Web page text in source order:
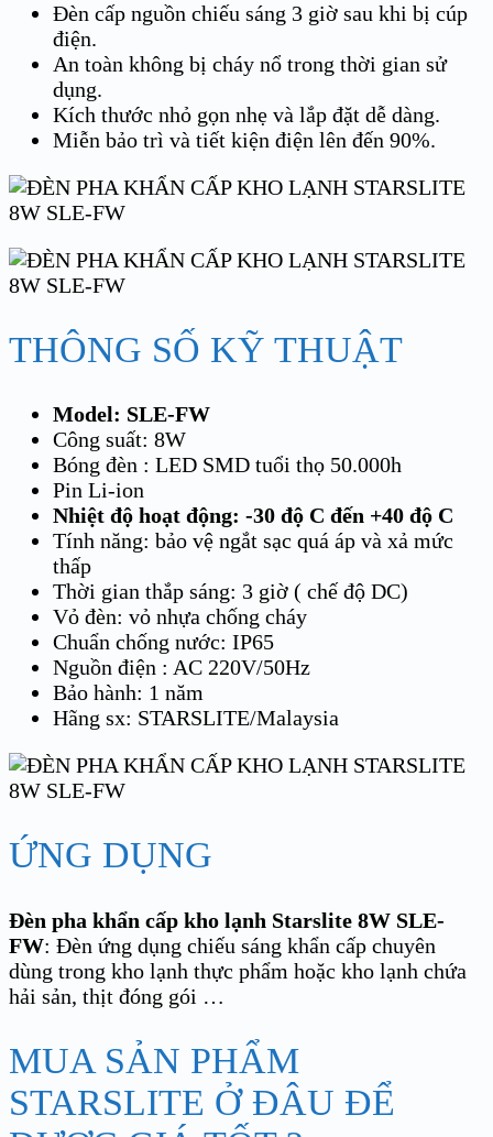
Đèn cấp nguồn chiếu sáng 3 giờ sau khi bị cúp
điện.
An toàn không bị cháy nổ trong thời gian sử
dụng.
Kích thước nhỏ gọn nhẹ và lắp đặt dễ dàng.
Miễn bảo trì và tiết kiện điện lên đến 90%.
THÔNG SỐ KỸ THUẬT
Model: SLE-FW
Công suất: 8W
Bóng đèn : LED SMD tuổi thọ 50.000h
Pin Li-ion
Nhiệt độ hoạt động: -30 độ C đến +40 độ C
Tính năng: bảo vệ ngắt sạc quá áp và xả mức
thấp
Thời gian thắp sáng: 3 giờ ( chế độ DC)
Vỏ đèn: vỏ nhựa chống cháy
Chuẩn chống nước: IP65
Nguồn điện : AC 220V/50Hz
Bảo hành: 1 năm
Hãng sx: STARSLITE/Malaysia
ỨNG DỤNG
Đèn pha khẩn cấp kho lạnh Starslite 8W SLE-
FW: Đèn ứng dụng chiếu sáng khẩn cấp chuyên
dùng trong kho lạnh thực phẩm hoặc kho lạnh chứa
hải sản, thịt đóng gói …
MUA SẢN PHẨM
STARSLITE Ở ĐÂU ĐỂ